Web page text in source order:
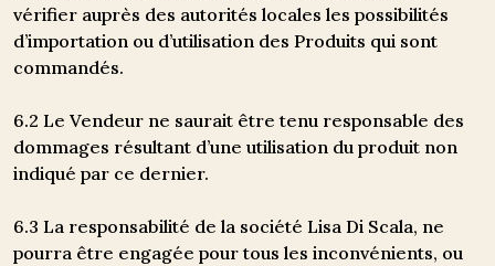
vérifier auprès des autorités locales les possibilités
d’importation ou d’utilisation des Produits qui sont
commandés.
6.2 Le Vendeur ne saurait être tenu responsable des
dommages résultant d’une utilisation du produit non
indiqué par ce dernier.
6.3 La responsabilité de la société Lisa Di Scala, ne
pourra être engagée pour tous les inconvénients, ou